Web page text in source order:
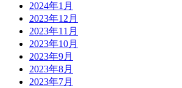
2024年1月
2023年12月
2023年11月
2023年10月
2023年9月
2023年8月
2023年7月